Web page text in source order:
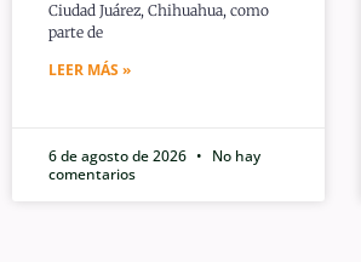
Ciudad Juárez, Chihuahua, como
parte de
LEER MÁS »
6 de agosto de 2026
No hay
comentarios